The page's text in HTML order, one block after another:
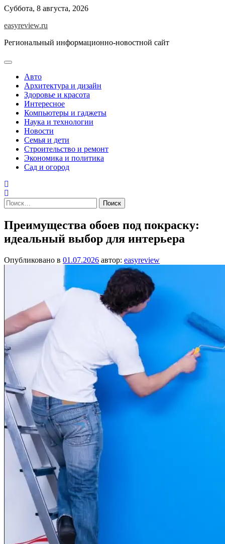
Перейти
содержимому
Суббота, 8 августа, 2026
easyreview.ru
Региональный информационно-новостной сайт
Авто
Архитектура и дизайн
Здоровье и красота
Интересное
Компьютеры и гаджеты
Наука и технологии
Новости
Семья и дети
Строительство и ремонт
Экономика и политика
Сад и огород
Найти:
Преимущества обоев под покраску:
идеальный выбор для интерьера
Опубликовано в 01.07.2026 автор: easyreview